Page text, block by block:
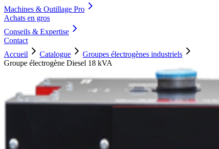
Machines & Outillage Pro
Achats en gros
Conseils & Expertise
Contact
Accueil
Catalogue
Groupes électrogènes industriels
Groupe électrogène Diesel 18 kVA